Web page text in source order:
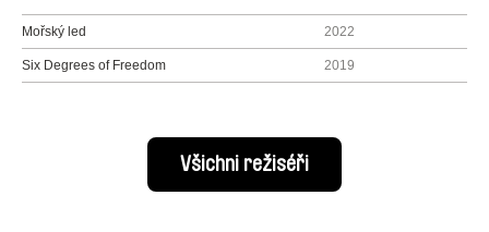
Mořský led 2022
Six Degrees of Freedom 2019
Všichni režiséři